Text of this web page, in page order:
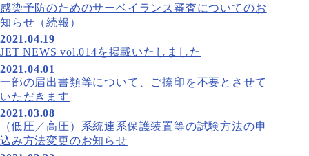
感染予防のためのサーベイランス審査についてのお
知らせ（続報）
2021.04.19
JET NEWS vol.014を掲載いたしました
2021.04.01
一部の届出書類等について、ご捺印を不要とさせて
いただきます
2021.03.08
（低圧／高圧）系統連系保護装置等の試験方法の申
込み方法変更のお知らせ